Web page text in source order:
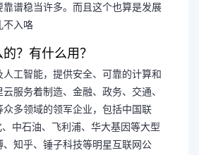
靠谱稳当许多。而且这个也算是发展
不入咯
？有什么用？
工智能，提供安全、可靠的计算和
服务着制造、金融、政务、交通、
众多领域的领军企业，包括中国联
中石油、飞利浦、华大基因等大型
知乎、锤子科技等明星互联网公